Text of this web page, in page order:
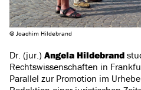
@ Joachim Hildebrand
Dr. (jur.) Angela Hildebrand
Rechtswissenschaften in
Parallel zur Promotion im